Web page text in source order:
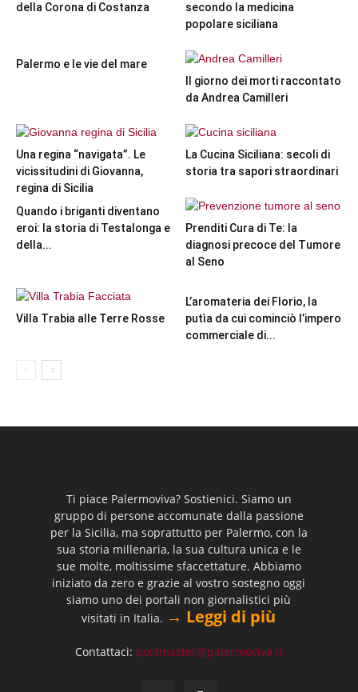
della Corona di Costanza
secondo la medicina
popolare siciliana
Palermo e le vie del mare
Il giorno dei morti raccontato
da Andrea Camilleri
Una regina “navigata”. Le
vicissitudini di Giovanna,
regina di Sicilia
La Cucina Siciliana: secoli di
storia tra sapori straordinari
Quando i briganti diventano
eroi: la storia di Testalonga e
della...
Prenditi Cura di Te: la
diagnosi precoce del Tumore
al Seno
Villa Trabia alle Terre Rosse
L’aromateria dei Florio, la
putìa da cui cominciò l’impero
commerciale di...
Ti piace Palermoviva? Sostienici. Siamo un
gruppo di persone accomunate dalla passione
per la Sicilia, ma soprattutto per Palermo, con la
sua storia millenaria, la sua cultura unica e le
sue molte, moltissime sfaccettature. Abbiamo
iniziato da zero e grazie al vostro sostegno oggi
siamo uno dei portali non giornalistici più
visitati in Italia. → Leggi di più
Contattaci: postmaster@palermoviva.it